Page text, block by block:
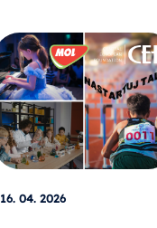
16. 04. 2026